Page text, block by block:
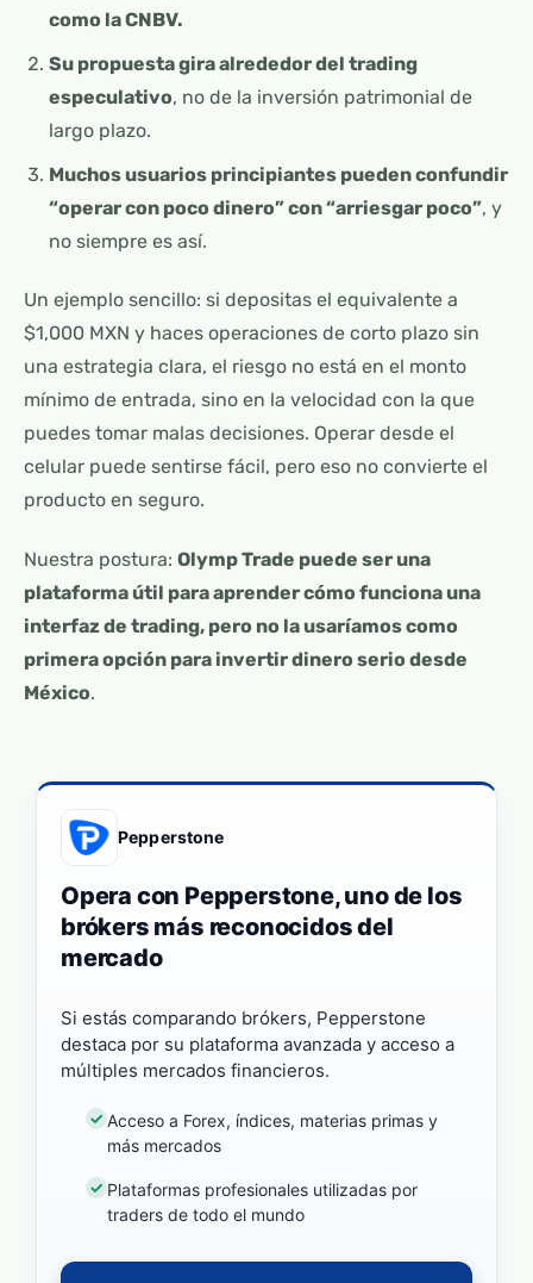
como la CNBV.
Su propuesta gira alrededor del trading
especulativo, no de la inversión patrimonial de
largo plazo.
Muchos usuarios principiantes pueden confundir
“operar con poco dinero” con “arriesgar poco”, y
no siempre es así.
Un ejemplo sencillo: si depositas el equivalente a
$1,000 MXN y haces operaciones de corto plazo sin
una estrategia clara, el riesgo no está en el monto
mínimo de entrada, sino en la velocidad con la que
puedes tomar malas decisiones. Operar desde el
celular puede sentirse fácil, pero eso no convierte el
producto en seguro.
Nuestra postura: Olymp Trade puede ser una
plataforma útil para aprender cómo funciona una
interfaz de trading, pero no la usaríamos como
primera opción para invertir dinero serio desde
México.
Pepperstone
Opera con Pepperstone, uno de los
brókers más reconocidos del
mercado
Si estás comparando brókers, Pepperstone
destaca por su plataforma avanzada y acceso a
múltiples mercados financieros.
Acceso a Forex, índices, materias primas y
más mercados
Plataformas profesionales utilizadas por
traders de todo el mundo